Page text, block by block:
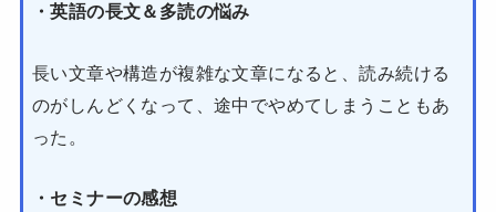
・英語の長文＆多読の悩み
長い文章や構造が複雑な文章になると、読み続ける
のがしんどくなって、途中でやめてしまうこともあ
った。
・セミナーの感想